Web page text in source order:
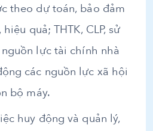
theo dự toán, bảo đảm
quả; THTK, CLP, sử
lực tài chính nhà
các nguồn lực xã hội
bộ máy.
huy động và quản lý,